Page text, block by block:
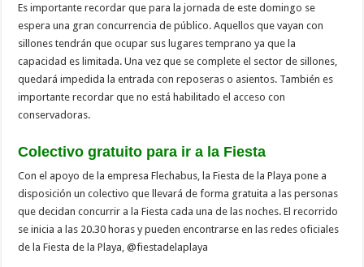
Es importante recordar que para la jornada de este domingo se
espera una gran concurrencia de público. Aquellos que vayan con
sillones tendrán que ocupar sus lugares temprano ya que la
capacidad es limitada. Una vez que se complete el sector de sillones,
quedará impedida la entrada con reposeras o asientos. También es
importante recordar que no está habilitado el acceso con
conservadoras.
Colectivo gratuito para ir a la Fiesta
Con el apoyo de la empresa Flechabus, la Fiesta de la Playa pone a
disposición un colectivo que llevará de forma gratuita a las personas
que decidan concurrir a la Fiesta cada una de las noches. El recorrido
se inicia a las 20.30 horas y pueden encontrarse en las redes oficiales
de la Fiesta de la Playa, @fiestadelaplaya